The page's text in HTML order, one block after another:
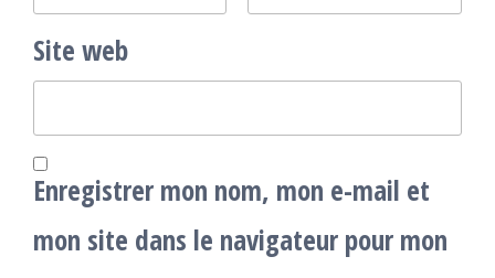
Site web
Enregistrer mon nom, mon e-mail et
mon site dans le navigateur pour mon